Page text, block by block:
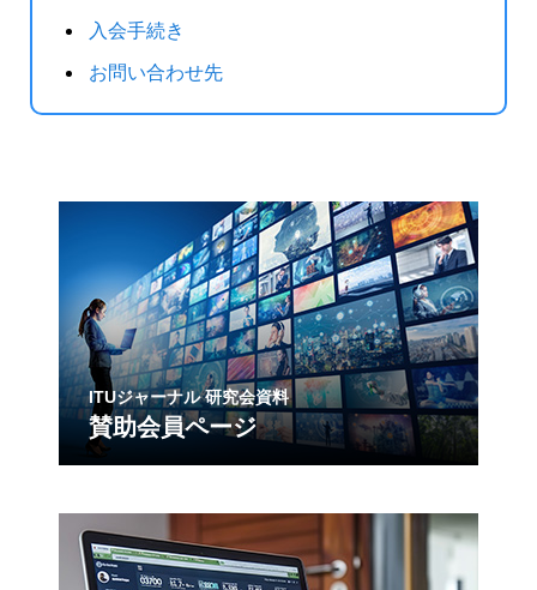
ITUジャーナル 研究会資料
賛助会員ページ
入会手続き
お問い合わせ先